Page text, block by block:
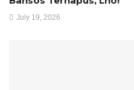
July 19, 2026